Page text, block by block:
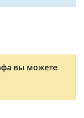
вы можете